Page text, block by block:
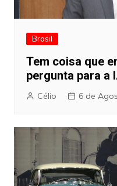
Brasil
Tem coisa que
pergunta para a
Célio 6 de